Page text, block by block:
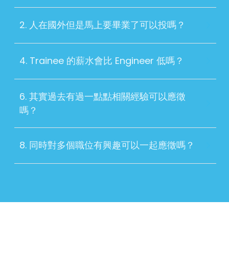
2. 人在國外但是馬上要畢業了可以投嗎？
4. Trainee 的薪水會比 Engineer 低嗎？
6. 其實過去有過一點點相關經驗可以應徵
嗎？
8. 同時對多個職位有興趣可以一起應徵嗎？